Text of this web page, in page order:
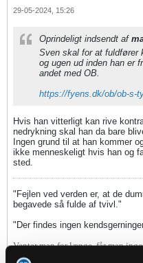
29-05-2024, 15:26
Oprindeligt indsendt af
Sven skal for at
og ugen ud inden han er
andet med OB.
https://fyens.dk/ob/ob-s-
Hvis han vitterligt kan rive
nedrykning skal han da bare
Ingen grund til at han kommer
ikke menneskeligt hvis han og
sted.
"Fejlen ved verden er, at de
begavede så fulde af tvivl."
"Der findes ingen
Venter man for længe, får man